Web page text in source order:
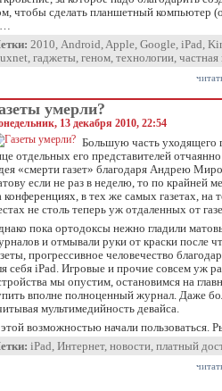
чтобы сделать планшетный компьютер
2010, Android,Apple, Google, iPad,
, гаджеты, геном, технологии, частная
умерли?
13 декабря 2010, 22:54
Большую часть уходящего
отдельных его представителей
«смерти газет» благодаря Андрею
если не раз в неделю, то по крайней
конференциях, в тех же самых газетах, на
не столь теперь уж отдаленных от
пока ортодоксы нежно гладили
и отмывали руки от краски после
прогрессивное человечество
себя iPad. Игровые и прочие совсем уж
мы опустим, остановимся на
вполне полноценный журнал. Даже
мультимедийность девайса.
возможностью начали пользоваться.
iPad, Интернет, новости, платный